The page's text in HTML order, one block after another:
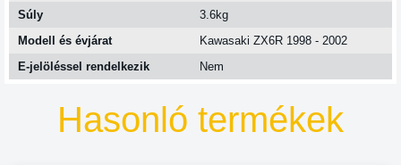
Súly
3.6kg
Modell és évjárat
Kawasaki ZX6R 1998 - 2002
E-jelöléssel rendelkezik
Nem
Hasonló termékek